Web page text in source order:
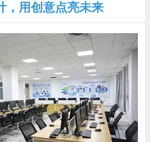
，用创意点亮未来